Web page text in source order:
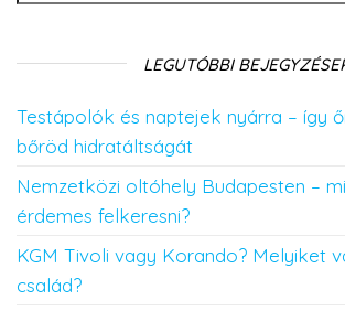
LEGUTÓBBI
Testápolók és naptejek nyárra – így
bőröd hidratáltságát
Nemzetközi oltóhely Budapesten –
érdemes felkeresni?
KGM Tivoli vagy Korando? Melyiket
család?